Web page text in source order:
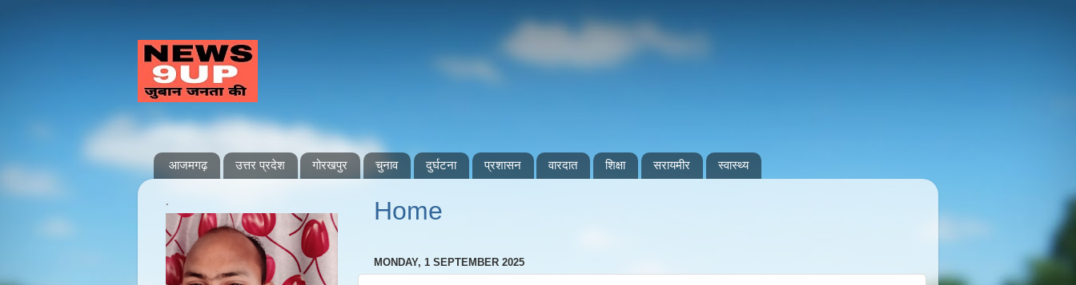
आजमगढ़ उत्तर प्रदेश गोरखपुर चुनाव दुर्घटना प्रशासन वारदात शिक्षा सरायमीर स्वास्थ्य
Home
MONDAY, 1 SEPTEMBER 2025
.